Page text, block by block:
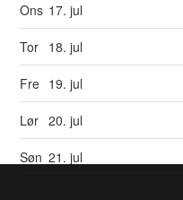
Ons 17. jul
Tor 18. jul
Fre 19. jul
Lør 20. jul
Søn 21. jul